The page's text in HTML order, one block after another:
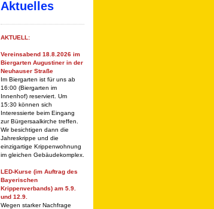
Aktuelles
AKTUELL:
Vereinsabend 18.8.2026 im
Biergarten Augustiner in der
Neuhauser Straße
Im Biergarten ist für uns ab
16:00 (Biergarten im
Innenhof) reserviert. Um
15:30 können sich
Interessierte beim Eingang
zur Bürgersaalkirche treffen.
Wir besichtigen dann die
Jahreskrippe und die
einzigartige Krippenwohnung
im gleichen Gebäudekomplex.
LED-Kurse (im Auftrag des
Bayerischen
Krippenverbands) am 5.9.
und 12.9.
Wegen starker Nachfrage